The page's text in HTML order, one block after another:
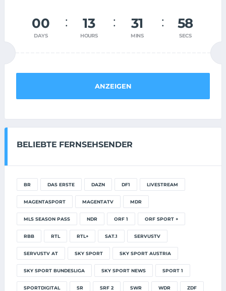
00
DAYS
13
HOURS
31
MINS
58
SECS
ANZEIGEN
BELIEBTE FERNSEHSENDER
BR DAS ERSTE DAZN DF1 LIVESTREAM
MAGENTASPORT MAGENTATV MDR
MLS SEASON PASS NDR ORF 1 ORF SPORT +
RBB RTL RTL+ SAT.1 SERVUSTV
SERVUSTV AT SKY SPORT SKY SPORT AUSTRIA
SKY SPORT BUNDESLIGA SKY SPORT NEWS SPORT 1
SPORTDIGITAL SR SRF 2 SWR WDR ZDF